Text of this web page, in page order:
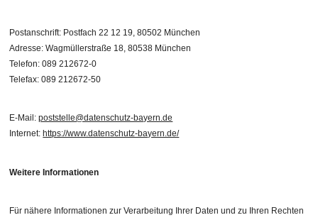
Postanschrift: Postfach 22 12 19, 80502 München
Adresse: Wagmüllerstraße 18, 80538 München
Telefon: 089 212672-0
Telefax: 089 212672-50
E-Mail:poststelle@datenschutz-bayern.de
Internet: https://www.datenschutz-bayern.de/
Weitere Informationen
Für nähere Informationen zur Verarbeitung Ihrer Daten und zu Ihren Rechten